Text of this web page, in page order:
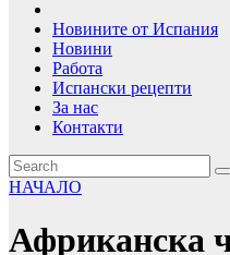
Новините от Испания
Новини
Работа
Испански рецепти
За нас
Контакти
НАЧАЛО
Африканска